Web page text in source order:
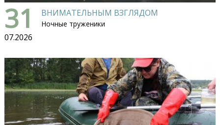
31
07.2026
ВНИМАТЕЛЬНЫМ ВЗГЛЯДОМ
Ночные труженики